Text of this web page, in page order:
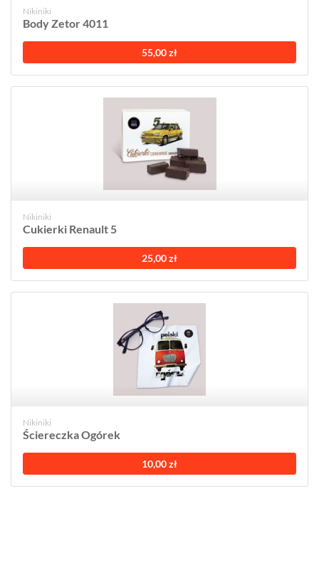
Nikiniki
Body Zetor 4011
55,00 zł
Nikiniki
Cukierki Renault 5
25,00 zł
Nikiniki
Ściereczka Ogórek
10,00 zł